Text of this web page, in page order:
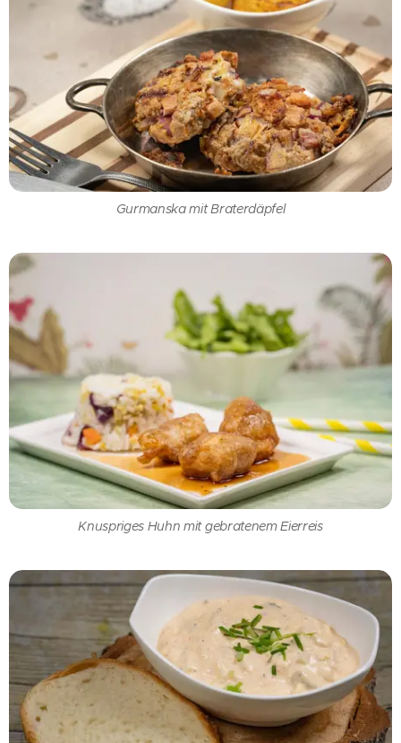
Gurmanska mit Braterdäpfel
Knuspriges Huhn mit gebratenem Eierreis